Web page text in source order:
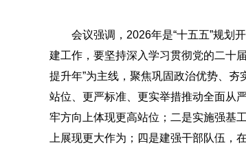
会议强调，2026年是“十五五”规划
建工作，要坚持深入学习贯彻党的二十
提升年”为主线，聚焦巩固政治优势、
站位、更严标准、更实举措推动全面从
牢方向上体现更高站位；二是实施强基
上展现更大作为；四是建强干部队伍